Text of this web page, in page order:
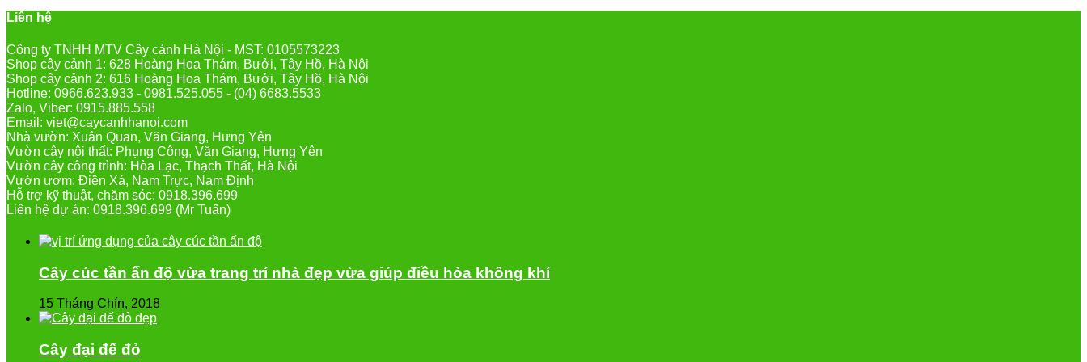
Liên hệ
Công ty TNHH MTV Cây cảnh Hà Nội - MST: 0105573223
Shop cây cảnh 1: 628 Hoàng Hoa Thám, Bưởi, Tây Hồ, Hà Nội
Shop cây cảnh 2: 616 Hoàng Hoa Thám, Bưởi, Tây Hồ, Hà Nội
Hotline: 0966.623.933 - 0981.525.055 - (04) 6683.5533
Zalo, Viber: 0915.885.558
Email: viet@caycanhhanoi.com
Nhà vườn: Xuân Quan, Văn Giang, Hưng Yên
Vườn cây nội thất: Phụng Công, Văn Giang, Hưng Yên
Vườn cây công trình: Hòa Lạc, Thạch Thất, Hà Nội
Vườn ươm: Điền Xá, Nam Trực, Nam Định
Hỗ trợ kỹ thuật, chăm sóc: 0918.396.699
Liên hệ dự án: 0918.396.699 (Mr Tuấn)
Cây cúc tần ấn độ vừa trang trí nhà đẹp vừa giúp điều hòa không khí
15 Tháng Chín, 2018
Cây đại đế đỏ